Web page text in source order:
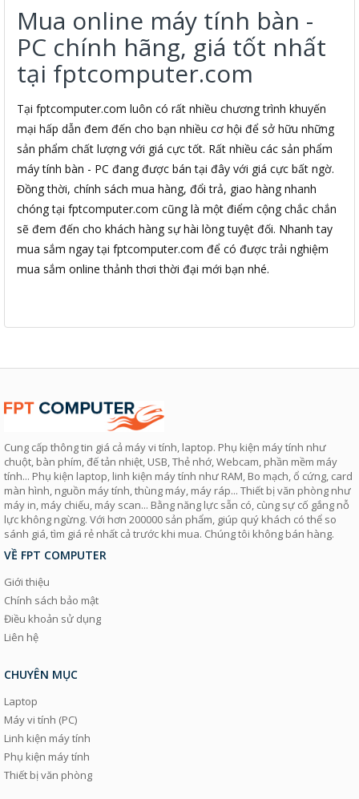
Mua online máy tính bàn -
PC chính hãng, giá tốt nhất
tại fptcomputer.com
Tại fptcomputer.com luôn có rất nhiều chương trình khuyến
mại hấp dẫn đem đến cho bạn nhiều cơ hội để sở hữu những
sản phẩm chất lượng với giá cực tốt. Rất nhiều các sản phẩm
máy tính bàn - PC đang được bán tại đây với giá cực bất ngờ.
Đồng thời, chính sách mua hàng, đổi trả, giao hàng nhanh
chóng tại fptcomputer.com cũng là một điểm cộng chắc chắn
sẽ đem đến cho khách hàng sự hài lòng tuyệt đối. Nhanh tay
mua sắm ngay tại fptcomputer.com để có được trải nghiệm
mua sắm online thảnh thơi thời đại mới bạn nhé.
Cung cấp thông tin giá cả máy vi tính, laptop. Phụ kiện máy tính như
chuột, bàn phím, đế tản nhiệt, USB, Thẻ nhớ, Webcam, phần mềm máy
tính... Phụ kiện laptop, linh kiện máy tính như RAM, Bo mạch, ổ cứng, card
màn hình, nguồn máy tính, thùng máy, máy ráp... Thiết bị văn phòng như
máy in, máy chiếu, máy scan... Bằng năng lực sẵn có, cùng sự cố gắng nỗ
lực không ngừng. Với hơn 200000 sản phẩm, giúp quý khách có thể so
sánh giá, tìm giá rẻ nhất cả trước khi mua. Chúng tôi không bán hàng.
VỀ FPT COMPUTER
Giới thiệu
Chính sách bảo mật
Điều khoản sử dụng
Liên hệ
CHUYÊN MỤC
Laptop
Máy vi tính (PC)
Linh kiện máy tính
Phụ kiện máy tính
Thiết bị văn phòng